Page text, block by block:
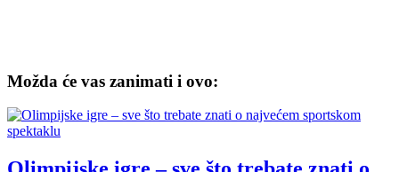
Možda će vas zanimati i ovo: